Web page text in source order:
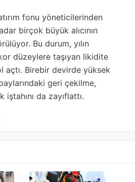
fonu yöneticilerinden
birçok büyük alıcının
Bu durum, yılın
düzeylere taşıyan likidite
açtı. Birebir devirde yüksek
geri çekilme,
iştahını da zayıflattı.